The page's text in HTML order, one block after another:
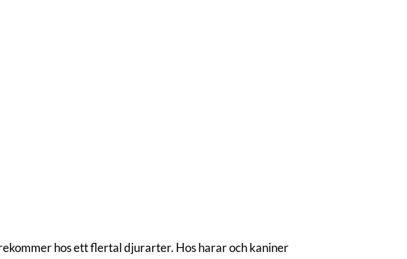
hos ett flertal djurarter. Hos harar och kaniner